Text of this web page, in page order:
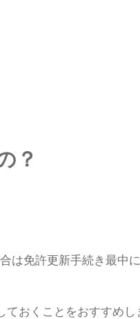
？
は免許更新手続き最中
ておくことをおすすめ